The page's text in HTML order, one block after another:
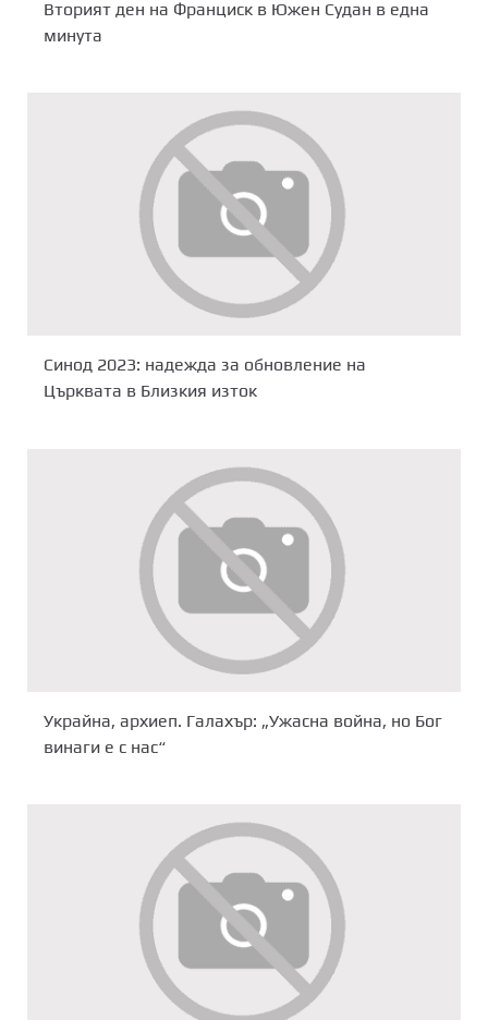
Вторият ден на Франциск в Южен Судан в една
минута
Синод 2023: надежда за обновление на
Църквата в Близкия изток
Украйна, архиеп. Галахър: „Ужасна война, но Бог
винаги е с нас“